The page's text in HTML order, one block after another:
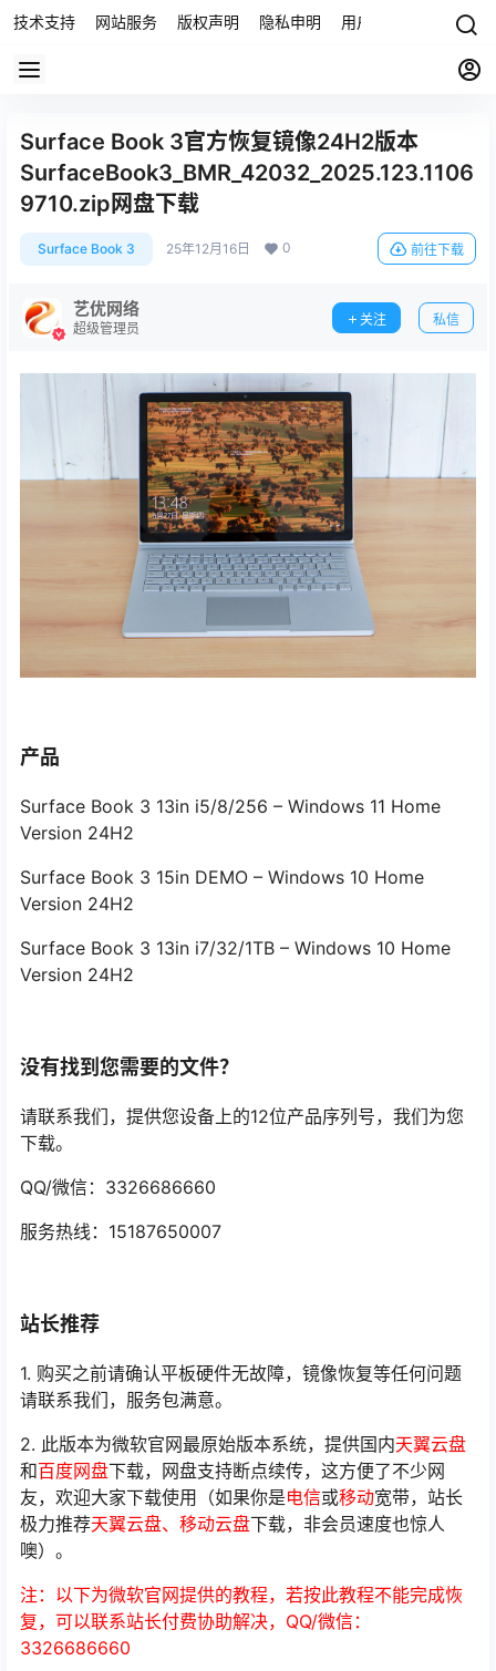
技术支持 网站服务 版权声明 隐私申明 用户协议 联系我们
Surface Book 3官方恢复镜像24H2版本
SurfaceBook3_BMR_42032_2025.123.1106
9710.zip网盘下载
Surface Book 3 25年12月16日 0 前往下载
艺优网络
超级管理员
关注 私信
产品
Surface Book 3 13in i5/8/256 – Windows 11 Home
Version 24H2
Surface Book 3 15in DEMO – Windows 10 Home
Version 24H2
Surface Book 3 13in i7/32/1TB – Windows 10 Home
Version 24H2
没有找到您需要的文件？
请联系我们，提供您设备上的12位产品序列号，我们为您
下载。
QQ/微信：3326686660
服务热线：15187650007
站长推荐
1. 购买之前请确认平板硬件无故障，镜像恢复等任何问题
请联系我们，服务包满意。
2. 此版本为微软官网最原始版本系统，提供国内天翼云盘
和百度网盘下载，网盘支持断点续传，这方便了不少网
友，欢迎大家下载使用（如果你是电信或移动宽带，站长
极力推荐天翼云盘、移动云盘下载，非会员速度也惊人
噢）。
注：以下为微软官网提供的教程，若按此教程不能完成恢
复，可以联系站长付费协助解决，QQ/微信：
3326686660